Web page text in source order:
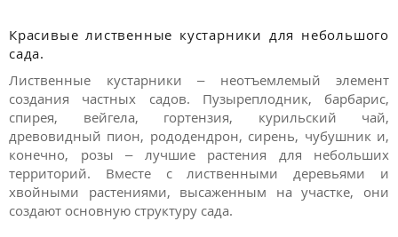
Красивые лиственные кустарники для небольшого
сада.
Лиственные кустарники – неотъемлемый элемент
создания частных садов. Пузыреплодник, барбарис,
спирея, вейгела, гортензия, курильский чай,
древовидный пион, рододендрон, сирень, чубушник и,
конечно, розы – лучшие растения для небольших
территорий. Вместе с лиственными деревьями и
хвойными растениями, высаженным на участке, они
создают основную структуру сада.